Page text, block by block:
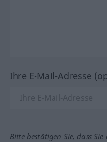
Ihre E-Mail-Adresse
Bitte bestätigen Sie, dass